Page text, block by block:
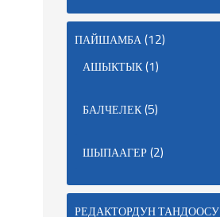
ПАЙШАМБА(12)
АШЫКТЫК(1)
БАЛЧЕЛЕК(5)
ШЫПААГЕР(2)
РЕДАКТОРДУН ТАНДООСУ